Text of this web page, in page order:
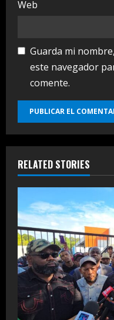
Web
Guarda mi
este navegador
comente.
RELATED STORIES